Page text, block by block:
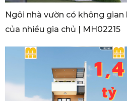
Ngôi nhà vườn có không
của nhiều gia chủ | MH02215